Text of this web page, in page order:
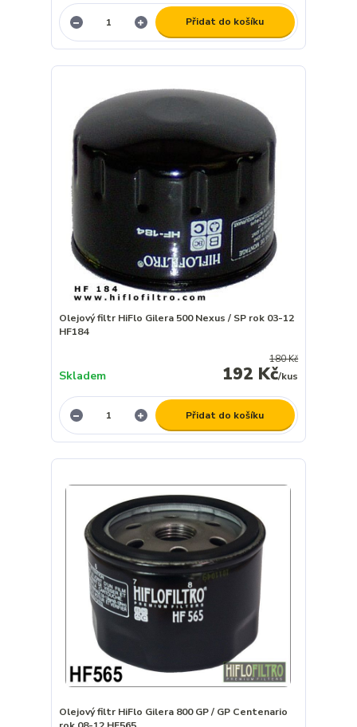
Přidat do košíku
Olejový filtr HiFlo Gilera 500 Nexus / SP rok 03-12
HF184
180 Kč
192 Kč/kus
Skladem
Přidat do košíku
Olejový filtr HiFlo Gilera 800 GP / GP Centenario